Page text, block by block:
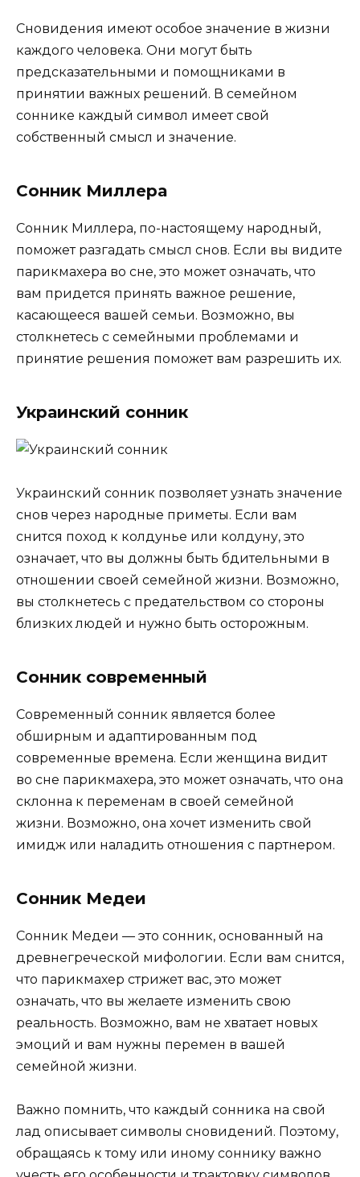
Сновидения имеют особое значение в жизни
каждого человека. Они могут быть
предсказательными и помощниками в
принятии важных решений. В семейном
соннике каждый символ имеет свой
собственный смысл и значение.
Сонник Миллера
Сонник Миллера, по-настоящему народный,
поможет разгадать смысл снов. Если вы видите
парикмахера во сне, это может означать, что
вам придется принять важное решение,
касающееся вашей семьи. Возможно, вы
столкнетесь с семейными проблемами и
принятие решения поможет вам разрешить их.
Украинский сонник
Украинский сонник позволяет узнать значение
снов через народные приметы. Если вам
снится поход к колдунье или колдуну, это
означает, что вы должны быть бдительными в
отношении своей семейной жизни. Возможно,
вы столкнетесь с предательством со стороны
близких людей и нужно быть осторожным.
Сонник современный
Современный сонник является более
обширным и адаптированным под
современные времена. Если женщина видит
во сне парикмахера, это может означать, что она
склонна к переменам в своей семейной
жизни. Возможно, она хочет изменить свой
имидж или наладить отношения с партнером.
Сонник Медеи
Сонник Медеи — это сонник, основанный на
древнегреческой мифологии. Если вам снится,
что парикмахер стрижет вас, это может
означать, что вы желаете изменить свою
реальность. Возможно, вам не хватает новых
эмоций и вам нужны перемен в вашей
семейной жизни.
Важно помнить, что каждый сонника на свой
лад описывает символы сновидений. Поэтому,
обращаясь к тому или иному соннику важно